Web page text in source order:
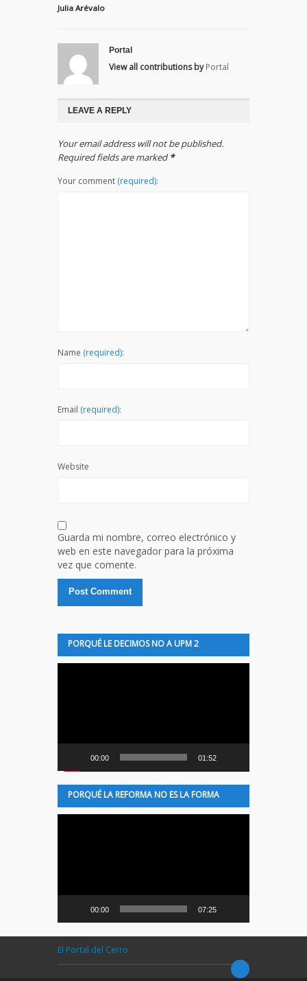
Julia Arévalo
Portal
View all contributions by Portal
LEAVE A REPLY
Your email address will not be published.
Required fields are marked*
Your comment (required):
Name (required):
Email (required):
Website
Guarda mi nombre, correo electrónico y
web en este navegador para la próxima
vez que comente.
PORQUÉ LE DECIMOS NO A UPM 2
00:00 01:52
PORQUÉ LA REFORMA NO ES LA FORMA
00:00 07:25
El Portal del Cerro